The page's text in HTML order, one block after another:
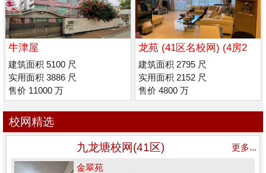
牛津屋
建筑面积 5100 尺
实用面积 3886 尺
售价 11000 万
龙苑 (41区名校网) (4房2
套) (低密度)
建筑面积 2795 尺
实用面积 2152 尺
售价 4800 万
校网精选
九龙塘校网(41区)
更多...
金翠苑